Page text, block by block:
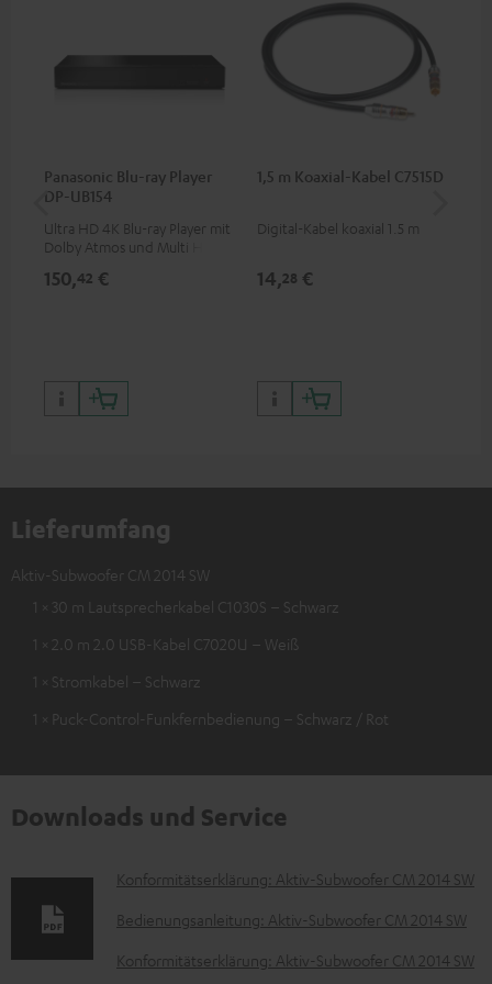
Panasonic Blu-ray Player
DP-UB154
Ultra HD 4K Blu-ray Player mit
Dolby Atmos und Multi HDR-
HDR10+ für eine überragende
150,42 €
1,5 m Koaxial-Kabel C7515D
Digital-Kabel koaxial 1.5 m
14,28 €
Lieferumfang
Aktiv-Subwoofer CM 2014 SW
1 × 30 m Lautsprecherkabel C1030S – Schwarz
1 × 2.0 m 2.0 USB-Kabel C7020U – Weiß
1 × Stromkabel – Schwarz
1 × Puck-Control-Funkfernbedienung – Schwarz / Rot
Downloads und Service
D
o
Konformitätserklärung: Aktiv-Subwoofer CM 2014 SW
Bedienungsanleitung: Aktiv-Subwoofer CM 2014 SW
Konformitätserklärung: Aktiv-Subwoofer CM 2014 SW